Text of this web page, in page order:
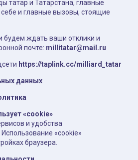
татар и Татарстана, главные
и главные вызовы, стоящие
будем ждать ваши отклики и
почте: millitatar@mail.ru
https://taplink.cc/milliard_tatar
данных
«cookie»
и удобства
«cookie»
браузера.